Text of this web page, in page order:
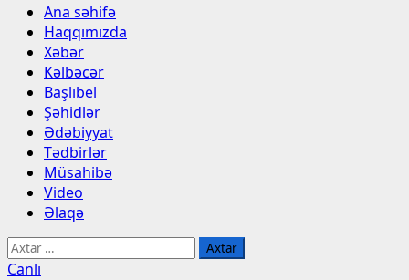
Primary
Menu
Ana səhifə
Haqqımızda
Xəbər
Kəlbəcər
Başlıbel
Şəhidlər
Ədəbiyyat
Tədbirlər
Müsahibə
Video
Əlaqə
Axtarış:
Canlı